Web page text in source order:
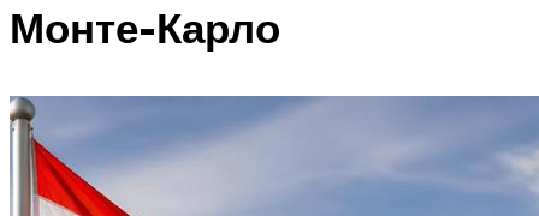
Монте-Карло